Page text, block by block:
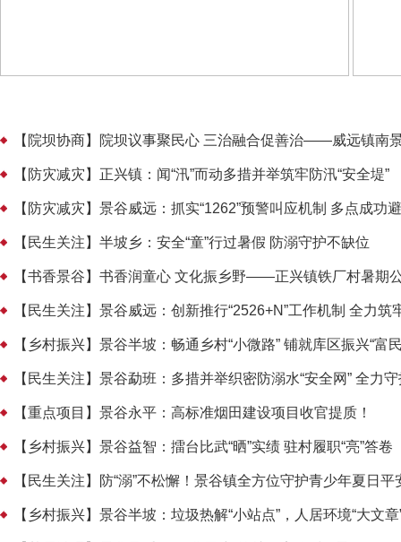
【院坝协商】院坝议事聚民心 三治融合促善治——威远镇南
【防灾减灾】正兴镇：闻“汛”而动多措并举筑牢防汛“安全堤”
【防灾减灾】景谷威远：抓实“1262”预警叫应机制 多点成功
【民生关注】半坡乡：安全“童”行过暑假 防溺守护不缺位
【书香景谷】书香润童心 文化振乡野——正兴镇铁厂村暑期
【民生关注】景谷威远：创新推行“2526+N”工作机制 全力
【乡村振兴】景谷半坡：畅通乡村“小微路” 铺就库区振兴“富
【民生关注】景谷勐班：多措并举织密防溺水“安全网” 全力
【重点项目】景谷永平：高标准烟田建设项目收官提质！
【乡村振兴】景谷益智：擂台比武“晒”实绩 驻村履职“亮”答卷
【民生关注】防“溺”不松懈！景谷镇全方位守护青少年夏日平
【乡村振兴】景谷半坡：垃圾热解“小站点”，人居环境“大文章